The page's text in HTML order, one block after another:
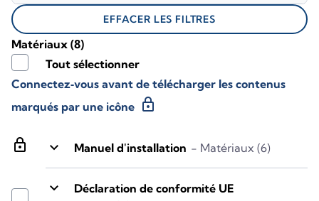
lock keyboard_arrow_down Manuel d'installation - Matériaux (6)
keyboard_arrow_down
Déclaration de conformité UE
Matériaux (8)
Tout sélectionner
Connectez‑vous avant de télécharger les contenus
marqués par une icône lock
EFFACER LES FILTRES